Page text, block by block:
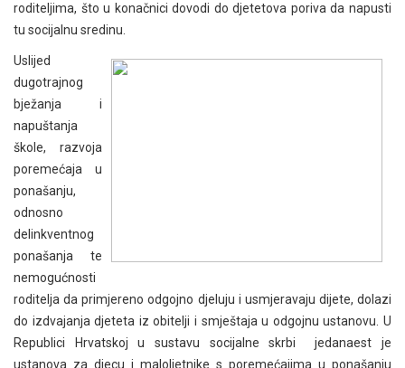
roditeljima, što u konačnici dovodi do djetetova poriva da napusti
tu socijalnu sredinu.
Uslijed
dugotrajnog
bježanja i
napuštanja
škole, razvoja
poremećaja u
ponašanju,
odnosno
delinkventnog
ponašanja te
nemogućnosti
roditelja da primjereno odgojno djeluju i usmjeravaju dijete, dolazi
do izdvajanja djeteta iz obitelji i smještaja u odgojnu ustanovu. U
Republici Hrvatskoj u sustavu socijalne skrbi jedanaest je
ustanova za djecu i maloljetnike s poremećajima u ponašanju